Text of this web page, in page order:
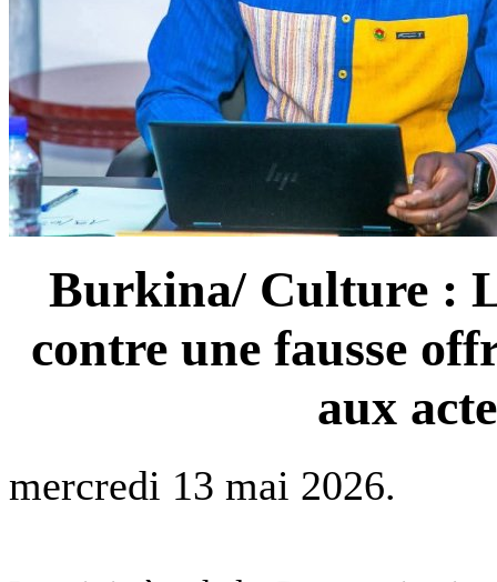
Burkina/ Culture :
contre une fausse
aux
mercredi 13 mai 2026.